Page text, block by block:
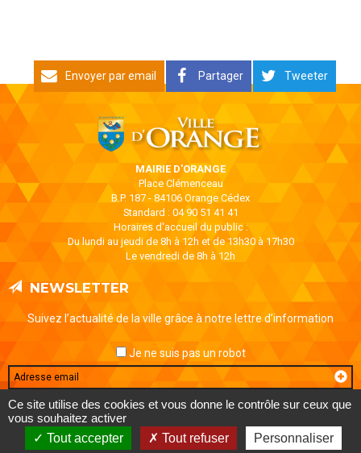
Envoyer par email Partager Tweeter
MAIRIE D'ORANGE
Place Clémenceau
B.P. 187 - 84106 Orange Cédex
Standard : 04 90 51 41 41
Horaires d'accueil du public :
Du lundi au jeudi de 8h à 12h et de 13h30 à 17h30
Le vendredi de 8h à 12h
NEWSLETTER
Suivez l’actualité de la ville grâce à notre lettre d’information
Je ne suis pas un robot
Email
MENTIONS LÉGALES DONNÉES PERSONNELLES
CONTACT
AIDE ET ACCESSIBILITÉ
PLAN DE SITE
Ce site utilise des cookies et vous donne le contrôle sur ceux que
vous souhaitez activer
Tout accepter
Tout refuser Personnaliser